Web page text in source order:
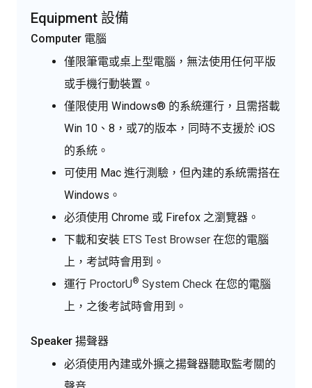
Equipment 設備
Computer 電腦
僅限筆電或桌上型電腦，無法使用任何平版
或手機行動裝置。
僅限使用 Windows® 的系統運行，且需搭載
Win 10、8，或7的版本，同時不支援於 iOS
的系統。
可使用 Mac 進行測驗，但內建的系統需搭在
Windows。
必須使用 Chrome 或 Firefox 之瀏覽器。
下載和安裝 ETS Test Browser 在您的電腦
上，考試時會用到。
運行 ProctorU® System Check 在您的電腦
上，之後考試時會用到。
Speaker 揚聲器
必須使用內建或外擴之揚聲器聽取監考關的